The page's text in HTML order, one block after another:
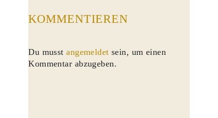
KOMMENTIEREN
Du musstangemeldet sein, um einen
Kommentar abzugeben.